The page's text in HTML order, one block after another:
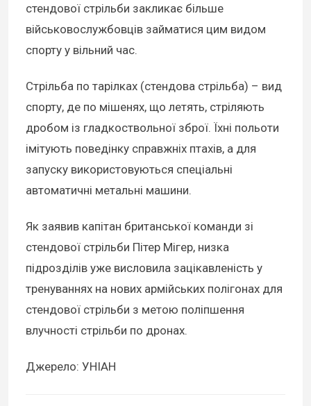
стендової стрільби закликає більше
військовослужбовців займатися цим видом
спорту у вільний час.
Стрільба по тарілках (стендова стрільба) – вид
спорту, де по мішенях, що летять, стріляють
дробом із гладкоствольної зброї. Їхні польоти
імітують поведінку справжніх птахів, а для
запуску використовуються спеціальні
автоматичні метальні машини.
Як заявив капітан британської команди зі
стендової стрільби Пітер Мігер, низка
підрозділів уже висловила зацікавленість у
тренуваннях на нових армійських полігонах для
стендової стрільби з метою поліпшення
влучності стрільби по дронах.
Джерело: УНІАН